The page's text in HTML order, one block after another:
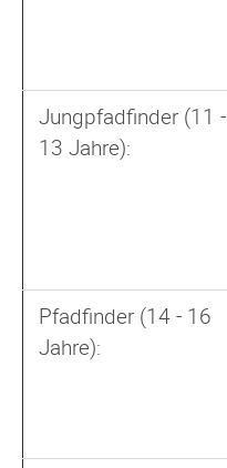
Jungpfadfinder (11 -
13 Jahre):
Pfadfinder (14 - 16
Jahre):